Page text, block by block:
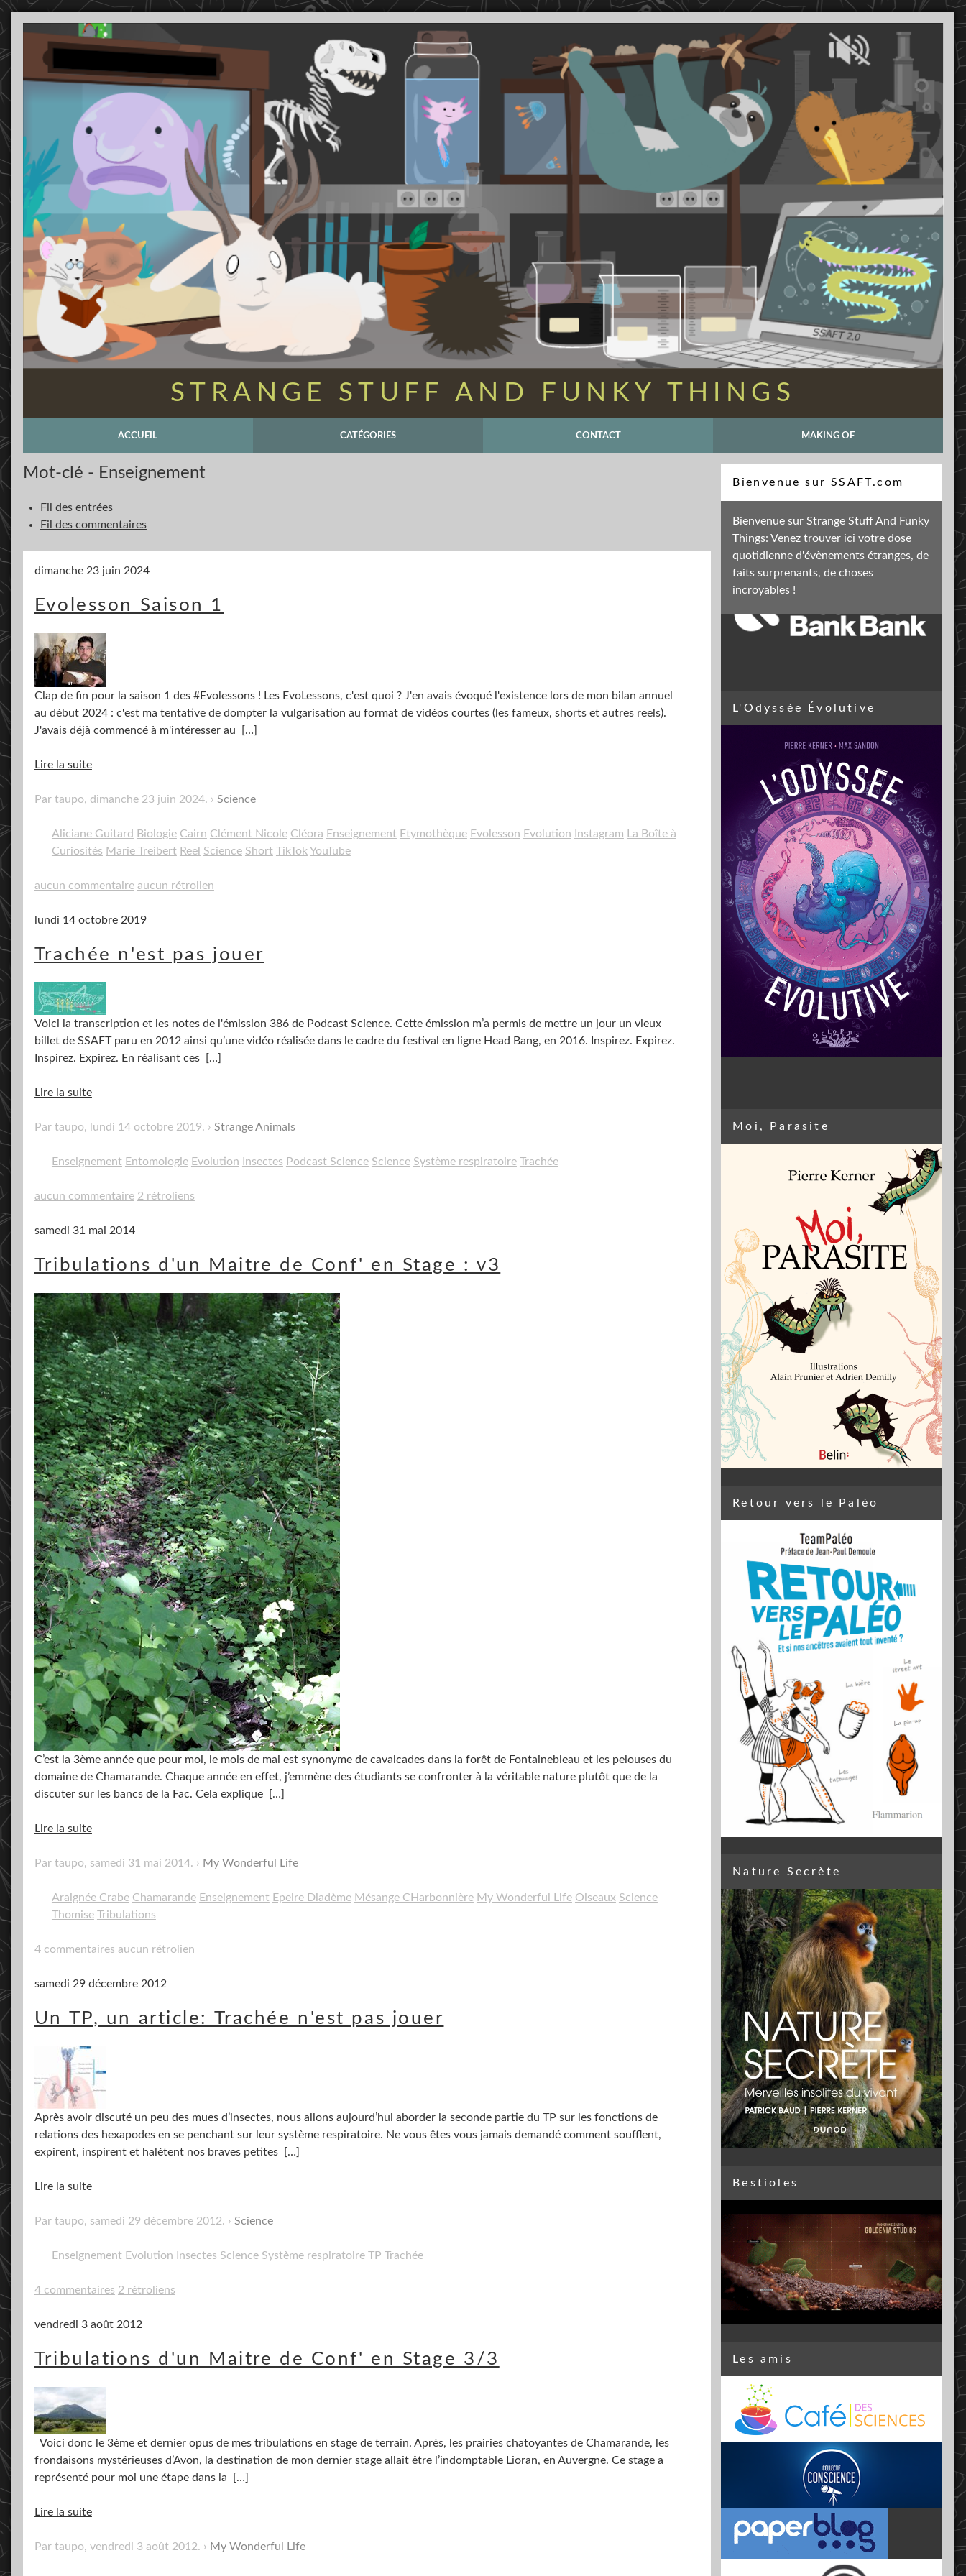
STRANGE STUFF AND FUNKY THINGS
ACCUEIL CATÉGORIES CONTACT MAKING OF
Mot-clé - Enseignement
Fil des entrées
Fil des commentaires
dimanche 23 juin 2024
Evolesson Saison 1
Clap de fin pour la saison 1 des #Evolessons ! Les EvoLessons, c'est quoi ? J'en avais évoqué l'existence lors de mon bilan annuel
au début 2024 : c'est ma tentative de dompter la vulgarisation au format de vidéos courtes (les fameux, shorts et autres reels).
J'avais déjà commencé à m'intéresser au
[…]
Lire la suite
Par taupo, dimanche 23 juin 2024. Science
Aliciane Guitard Biologie Cairn Clément Nicole Cléora Enseignement Etymothèque Evolesson Evolution Instagram La Boîte à
Curiosités Marie Treibert Reel Science Short TikTokYouTube
aucun commentaire aucun rétrolien
lundi 14 octobre 2019
Trachée n'est pas jouer
Voici la transcription et les notes de l'émission 386 de Podcast Science. Cette émission m’a permis de mettre un jour un vieux
billet de SSAFT paru en 2012 ainsi qu’une vidéo réalisée dans le cadre du festival en ligne Head Bang, en 2016. Inspirez. Expirez.
Inspirez. Expirez. En réalisant ces
[…]
Lire la suite
Par taupo, lundi 14 octobre 2019. Strange Animals
Enseignement Entomologie Evolution Insectes Podcast Science Science Système respiratoire Trachée
aucun commentaire 2 rétroliens
samedi 31 mai 2014
Tribulations d'un Maitre de Conf' en Stage : v3
C’est la 3ème année que pour moi, le mois de mai est synonyme de cavalcades dans la forêt de Fontainebleau et les pelouses du
domaine de Chamarande. Chaque année en effet, j’emmène des étudiants se confronter à la véritable nature plutôt que de la
discuter sur les bancs de la Fac. Cela explique
[…]
Lire la suite
Par taupo, samedi 31 mai 2014. My Wonderful Life
Araignée Crabe Chamarande Enseignement Epeire Diadème Mésange CHarbonnière My Wonderful Life Oiseaux Science
Thomise Tribulations
4 commentaires aucun rétrolien
samedi 29 décembre 2012
Un TP, un article: Trachée n'est pas jouer
Après avoir discuté un peu des mues d’insectes, nous allons aujourd’hui aborder la seconde partie du TP sur les fonctions de
relations des hexapodes en se penchant sur leur système respiratoire. Ne vous êtes vous jamais demandé comment soufflent,
expirent, inspirent et halètent nos braves petites
[…]
Lire la suite
Par taupo, samedi 29 décembre 2012. Science
Enseignement Evolution Insectes Science Système respiratoire TP Trachée
4 commentaires 2 rétroliens
vendredi 3 août 2012
Tribulations d'un Maitre de Conf' en Stage 3/3
Voici donc le 3ème et dernier opus de mes tribulations en stage de terrain. Après, les prairies chatoyantes de Chamarande, les
frondaisons mystérieuses d’Avon, la destination de mon dernier stage allait être l’indomptable Lioran, en Auvergne. Ce stage a
représenté pour moi une étape dans la
[…]
Lire la suite
Par taupo, vendredi 3 août 2012. My Wonderful Life
Bienvenue sur SSAFT.com
Bienvenue sur Strange Stuff And Funky
Things: Venez trouver ici votre dose
quotidienne d'évènements étranges, de
faits surprenants, de choses
incroyables !
Recherche
Soutenez mon activité
L'Odyssée Évolutive
Moi, Parasite
Retour vers le Paléo
Nature Secrète
Bestioles
Les amis